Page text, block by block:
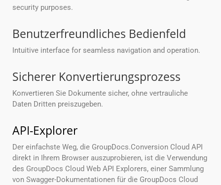
security purposes.
Benutzerfreundliches Bedienfeld
Intuitive interface for seamless navigation and operation.
Sicherer Konvertierungsprozess
Konvertieren Sie Dokumente sicher, ohne vertrauliche
Daten Dritten preiszugeben.
API-Explorer
Der einfachste Weg, die GroupDocs.Conversion Cloud API
direkt in Ihrem Browser auszuprobieren, ist die Verwendung
des GroupDocs Cloud Web API Explorers, einer Sammlung
von Swagger-Dokumentationen für die GroupDocs Cloud